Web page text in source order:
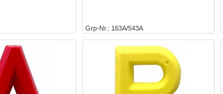
Grp-Nr. 163A/543A